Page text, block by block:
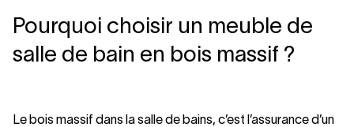
Pourquoi choisir un meuble de
salle de bain en bois massif ?
Le bois massif dans la salle de bains, c’est l’assurance d’un